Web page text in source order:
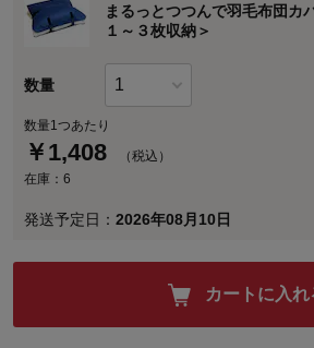
まるっとつつんで羽毛布団カ
１～３枚収納＞
数量
数量1つあたり
￥ 1,408
（税込）
在庫：6
発送予定日： 2026年08月10日
カートに入れ